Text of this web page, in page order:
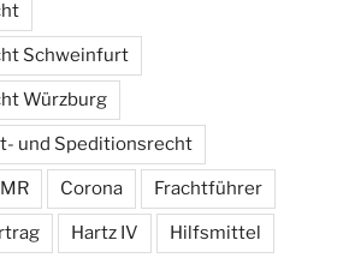
Schweinfurt
Würzburg
und Speditionsrecht
Corona Frachtführer
Hartz IV Hilfsmittel